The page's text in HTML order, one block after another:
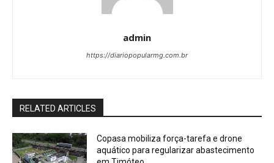
admin
https://diariopopularmg.com.br
RELATED ARTICLES
Copasa mobiliza força-tarefa e drone
aquático para regularizar abastecimento